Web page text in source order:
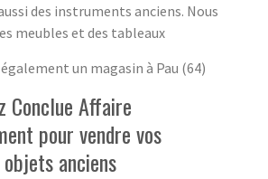
des instruments anciens. Nous
meubles et des tableaux
un magasin à Pau (64)
Conclue Affaire
pour vendre vos
anciens